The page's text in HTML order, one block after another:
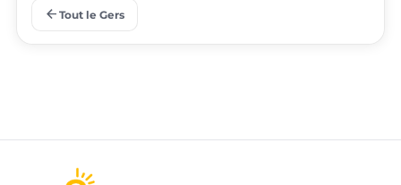
arrow_back Tout le Gers